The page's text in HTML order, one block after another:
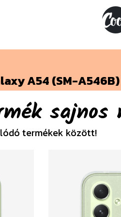
A54 (SM-A546B)
sajnos
termékek között!